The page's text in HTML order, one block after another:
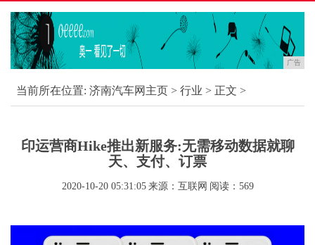
广告
当前所在位置: 济南汽车网主页 > 行业 > 正文 >
印运营商Hike推出新服务:无需移动数据就聊
天、支付、订票
2020-10-20 05:31:05 来源：互联网 阅读：569